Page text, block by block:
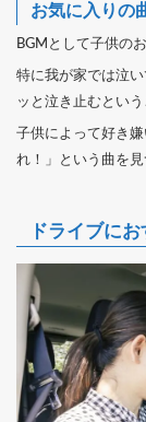
お気に入りの
BGMとして子供の
特に我が家では泣
ッと泣き止むとい
子供によって好き
れ！」という曲を
ドライブに